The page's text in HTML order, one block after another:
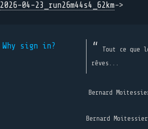
2026-04-23_run26m44s4_62km->
Why sign in?
Tout ce que
rêves...
Bernard
Bernard